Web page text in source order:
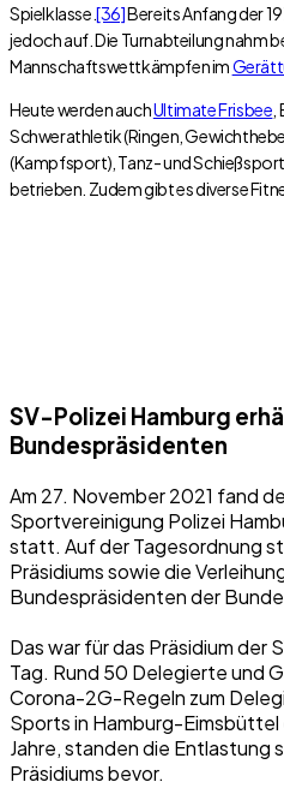
Spielklasse.[36]Bereits Anfang der
jedoch auf. Die Turnabteilung nahm
Mannschaftswettkämpfen im
Heute werden auchUltimate Frisbee
Schwerathletik (Ringen,
(Kampfsport), Tanz- und
betrieben. Zudem gibt es diverse
SV-Polizei Hamburg
Bundespräsidenten
Am 27. November 2021 fand
Sportvereinigung Polizei
statt. Auf der Tagesordnung
Präsidiums sowie die
Bundespräsidenten der
Das war für das Präsidium der
Tag. Rund 50 Delegierte und
Corona-2G-Regeln zum
Sports in Hamburg-Eimsbüttel
Jahre, standen die Entlastung
Präsidiums bevor.